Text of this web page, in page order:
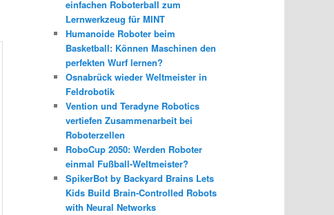
einfachen Roboterball zum
Lernwerkzeug für MINT
Humanoide Roboter beim
Basketball: Können Maschinen den
perfekten Wurf lernen?
Osnabrück wieder Weltmeister in
Feldrobotik
Vention und Teradyne Robotics
vertiefen Zusammenarbeit bei
Roboterzellen
RoboCup 2050: Werden Roboter
einmal Fußball-Weltmeister?
SpikerBot by Backyard Brains Lets
Kids Build Brain-Controlled Robots
with Neural Networks